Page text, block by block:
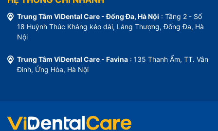
Trung Tâm ViDental Care - Đống Đa, Hà Nội : Tầng 2 - Số
18 Huỳnh Thúc Kháng kéo dài, Láng Thượng, Đống Đa, Hà
Nội
Trung Tâm ViDental Care - Favina : 135 Thanh Ấm, TT. Vân
Đình, Ứng Hòa, Hà Nội